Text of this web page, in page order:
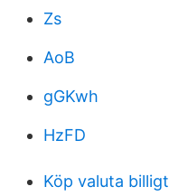
Zs
AoB
gGKwh
HzFD
Köp valuta billigt